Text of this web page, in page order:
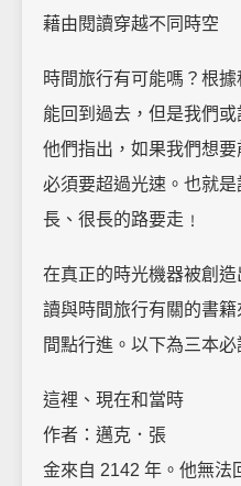
藉由閱讀穿越不同時空
時間旅行有可能嗎？根
能回到過去，但是我們
他們指出，如果我們想
必須要超過光速。也就
長、很長的路要走﹗
在真正的時光機器被創
讀與時間旅行有關的書
間點行進。以下為三本必
這裡、現在和當時
作者：邁克．張
金來自 2142 年。他無法